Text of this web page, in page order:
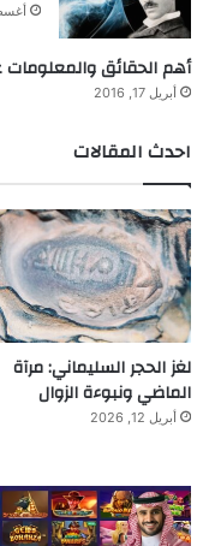
أغسطس
أهم الحقائق
أبريل 17, 2016
احدث المقالات
لغز الحجر السليماني: مرآة
الماضي ونبوءة الزوال
أبريل 12, 2026